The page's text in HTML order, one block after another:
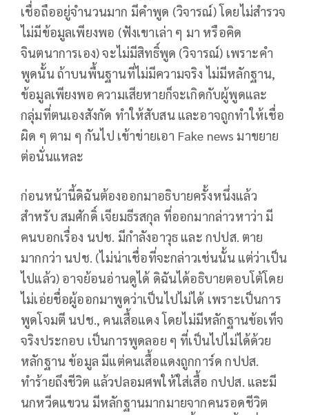
เชื่อถืออยู่จำนวนมาก มีคำพูด (วิจารณ์) โดยไม่สำรวจ
ไม่มีข้อมูลเพียงพอ (ฟังเขาเล่า ๆ มา หรือคิด
จินตนาการเอง) จะไม่มีสิทธิ์พูด (วิจารณ์) เพราะคำ
พูดนั้น ถ้าบนพื้นฐานที่ไม่มีความจริง ไม่มีหลักฐาน,
ข้อมูลเพียงพอ ความเสียหายก็จะเกิดกับผู้พูดและ
กลุ่มที่ตนเองสังกัด ทำให้สับสน และอาจถูกทำให้เชื่อ
ผิด ๆ ตาม ๆ กันไป เข้าข่ายเอา Fake news มาขยาย
ต่อนั่นแหละ
ก่อนหน้านี้ดิฉันต้องออกมาอธิบายครั้งหนึ่งแล้ว
สำหรับ สมศักดิ์ เจียมธีรสกุล ที่ออกมากล่าวหาว่า มี
คนบอกเรื่อง นปช. มีกำลังอาวุธ และ กปปส. ตาย
มากกว่า นปช. (ไม่น่าเชื่อที่จะกล่าวเช่นนั้น แต่ว่าเป็น
ไปแล้ว) อาจย้อนอ่านดูได้ ดิฉันได้อธิบายตอบโต้โดย
ไม่เอ่ยชื่อผู้ออกมาพูดว่าเป็นไปไม่ได้ เพราะเป็นการ
พูดโจมตี นปช., คนเสื้อแดง โดยไม่มีหลักฐานข้อเท็จ
จริงประกอบ เป็นการพูดลอย ๆ ที่เป็นไปไม่ได้ด้วย
หลักฐาน ข้อมูล มีแต่คนเสื้อแดงถูกการ์ด กปปส.
ทำร้ายถึงชีวิต แล้วปลอมศพให้ใส่เสื้อ กปปส. และมี
นกหวีดแขวน มีหลักฐานมากมายจากคนรอดชีวิต